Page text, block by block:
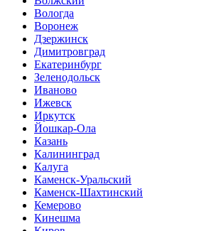
Вологда
Воронеж
Дзержинск
Димитровград
Екатеринбург
Зеленодольск
Иваново
Ижевск
Иркутск
Йошкар-Ола
Казань
Калининград
Калуга
Каменск-Уральский
Каменск-Шахтинский
Кемерово
Кинешма